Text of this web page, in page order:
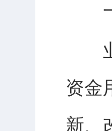
一
业
资金
新、